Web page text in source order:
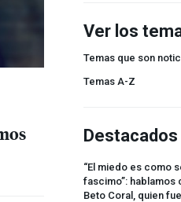
Ver los
Temas que son
Temas A-Z
Destacados
“El miedo es como
fascimo”: hablamos
Beto Coral, quien